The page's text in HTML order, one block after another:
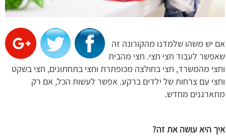
אם יש משהו שלמדנו מהקורונה זה
שאפשר לעבוד חצי חצי. חצי מהבית
וחצי מהמשרד, חצי בחולצה מכופתרת וחצי בתחתונים, חצי בשקט
וחצי עם צרחות של ילדים ברקע. אפשר לעשות הכל, אם רק
מתארגנים מחדש.
איך היא עושה את זה?